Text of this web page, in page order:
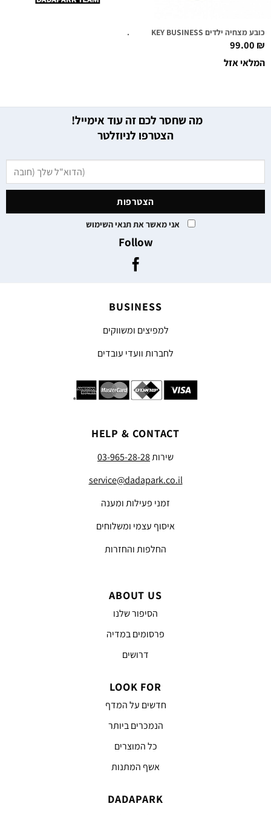
כובע מצחיה ילדים MONKEY BUSINESS
99.00₪
המלאי אזל
מה שחסר לכם זה עוד אימייל!
הצטרפו לניוזלטר
אני מאשר את תנאי השימוש
Follow
BUSINESS
למפיצים ומשווקים
לחברות וועדי עובדים
HELP & CONTACT
שירות03-965-28-28
service@dadapark.co.il
זמני פעילות ומענה
איסוף עצמי ומשלוחים
החלפות והחזרות
ABOUT US
הסיפור שלנו
פרסומים במדיה
דרושים
LOOK FOR
חדשים על המדף
הנמכרים ביותר
כל המוצרים
אשף המתנות
DADAPARK